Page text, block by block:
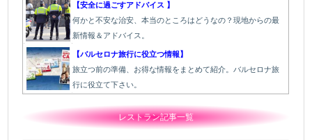
【安全に過ごすアドバイス 】
何かと不安な治安、本当のところはどうなの？現地からの最
新情報＆アドバイス。
【バルセロナ旅行に役立つ情報】
旅立つ前の準備、お得な情報をまとめて紹介。バルセロナ旅
行に役立て下さい。
レストラン記事一覧